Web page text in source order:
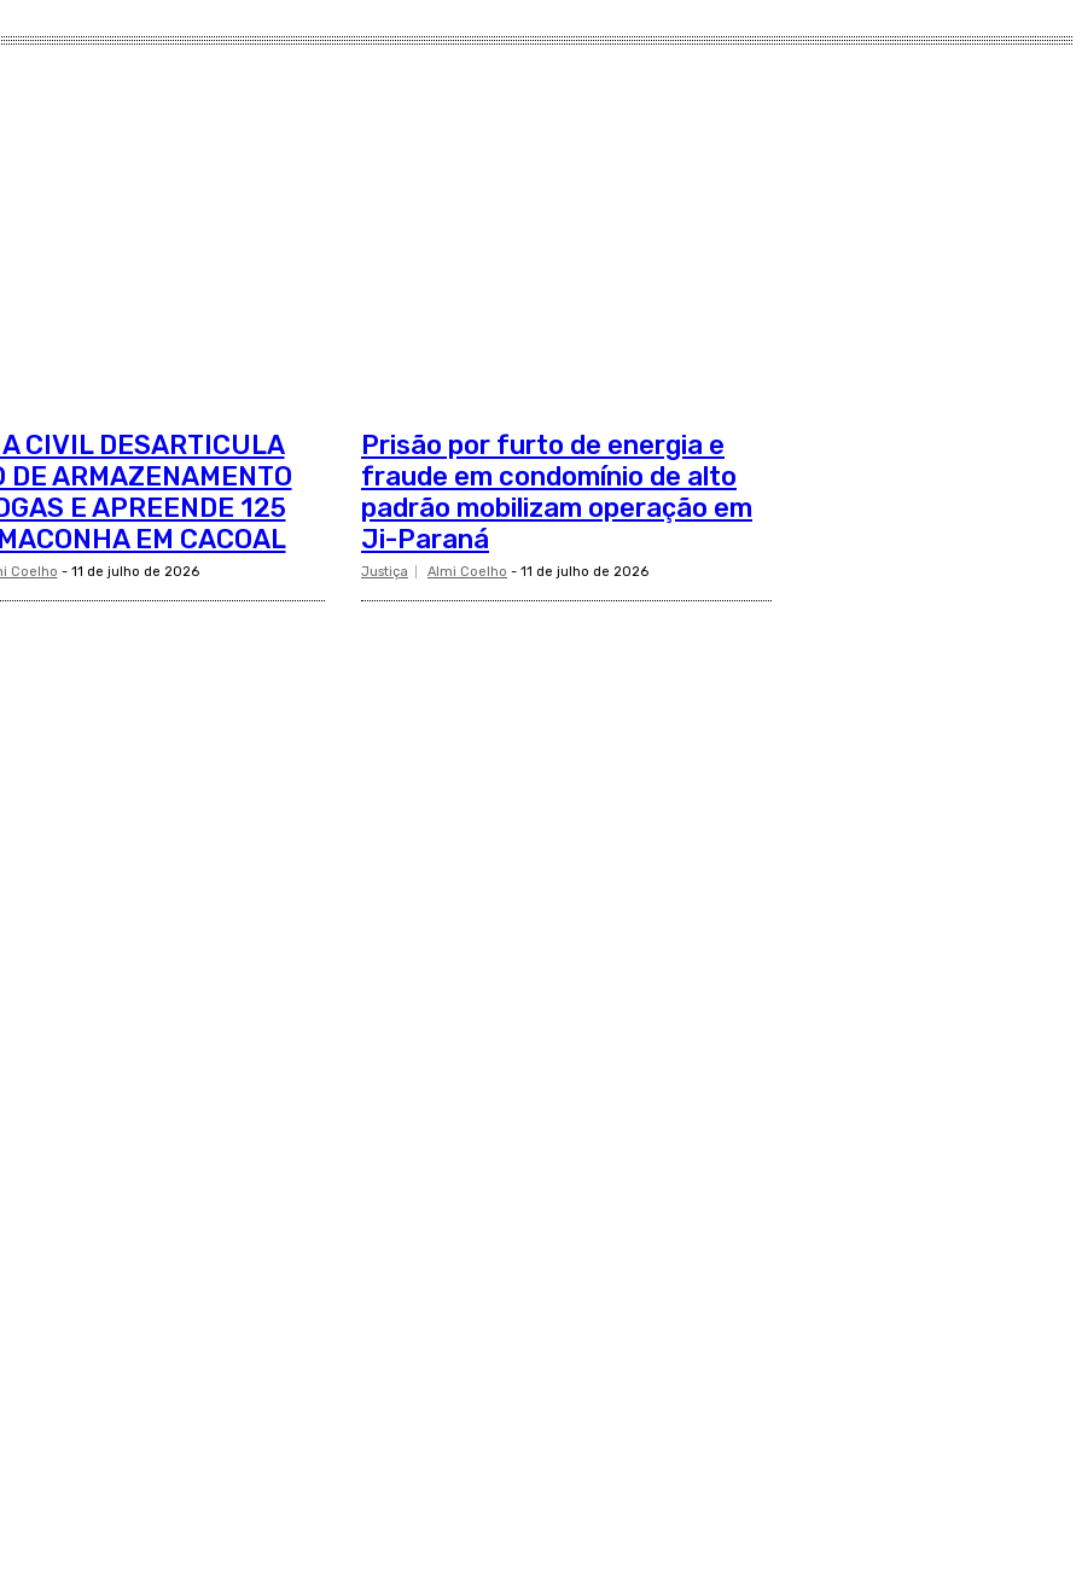
CIVIL DESARTICULA
DE ARMAZENAMENTO
E APREENDE 125
EM CACOAL
Coelho - 11 de julho de 2026
Prisão por furto de energia e
fraude em condomínio de alto
padrão mobilizam operação em
Ji-Paraná
Justiça Almi Coelho - 11 de julho de 2026